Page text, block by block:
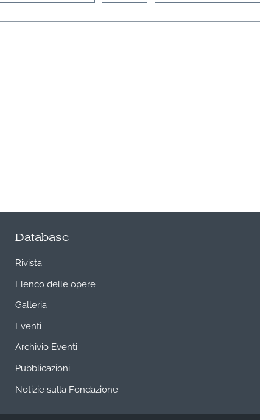
Database
Rivista
Elenco delle opere
Galleria
Eventi
Archivio Eventi
Pubblicazioni
Notizie sulla Fondazione